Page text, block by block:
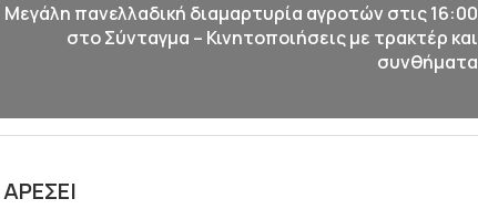
Μεγάλη πανελλαδική διαμαρτυρία αγροτών στις 16:00
στο Σύνταγμα – Κινητοποιήσεις με τρακτέρ και
συνθήματα